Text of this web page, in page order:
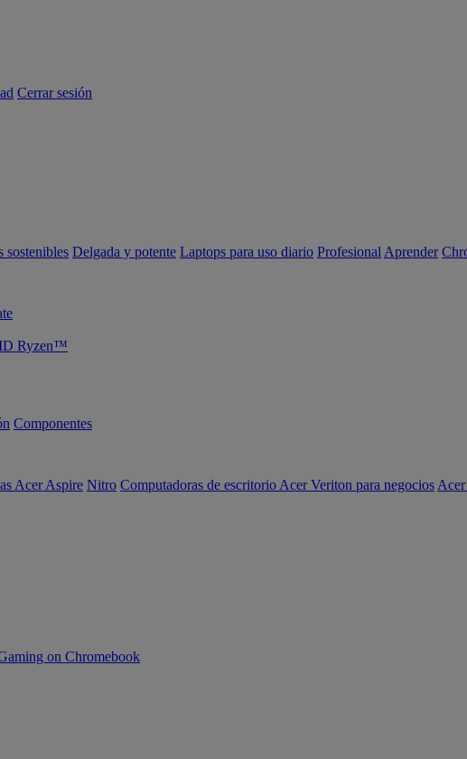
Cerrar sesión
sostenibles Delgada y potente Laptops para uso diario Profesional Aprender
Ryzen™
Componentes
Acer Aspire Nitro Computadoras de escritorio Acer Veriton para negocios
on Chromebook